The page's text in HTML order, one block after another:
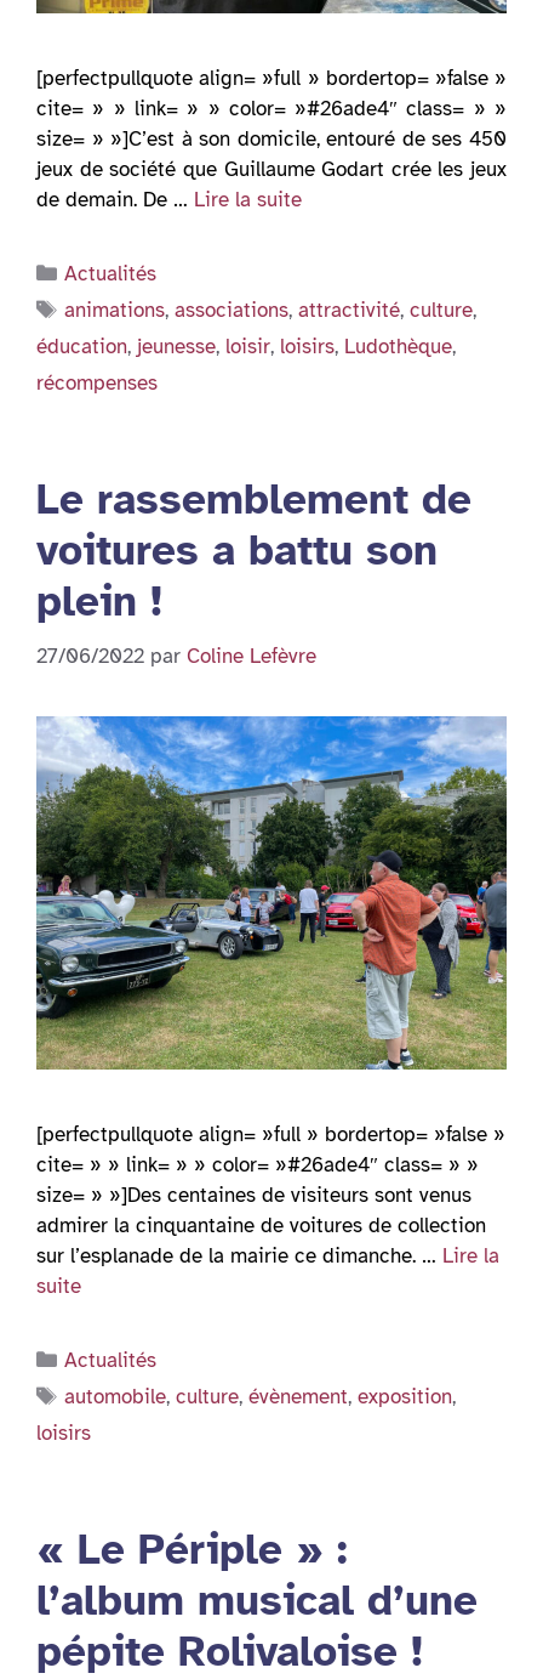
[perfectpullquote align= »full » bordertop= »false »
cite= » » link= » » color= »#26ade4″ class= » »
size= » »]C’est à son domicile, entouré de ses 450
jeux de société que Guillaume Godart crée les jeux
de demain. De … Lire la suite
Catégories
Actualités
Étiquettes
animations,associations,attractivité,culture,
éducation, jeunesse, loisir, loisirs, Ludothèque,
récompenses
Le rassemblement de
voitures a battu son
plein !
27/06/2022 par Coline Lefèvre
[perfectpullquote align= »full » bordertop= »false »
cite= » » link= » » color= »#26ade4″ class= » »
size= » »]Des centaines de visiteurs sont venus
admirer la cinquantaine de voitures de collection
sur l’esplanade de la mairie ce dimanche. … Lire la
suite
Catégories
Actualités
Étiquettes
automobile,culture,évènement,exposition,
loisirs
« Le Périple » :
l’album musical d’une
pépite Rolivaloise !